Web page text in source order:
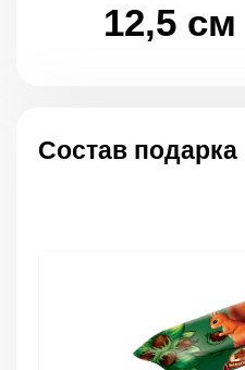
12,5 см
Состав подарка